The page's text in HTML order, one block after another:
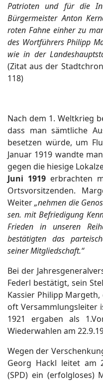
Patrioten und für die
Bürgermeister Anton
roten Fahne einher zu
des Wortführers Philipp
wie in der
(Zitat aus der
118)
Nach dem 1. Weltkrieg
dass man sämtliche
besetzen würde, um
Januar 1919 wandte
gegen die hiesige
Juni 1919 erbrachten
Ortsvorsitzenden.
Weiter„nehmen die
sen. mit Befriedigung
Frieden in unseren
bestätigten das
seiner Mitgliedschaft.“
Bei der
Federl bestätigt, sein
Kassier Philipp
oft Versammlungsleiter
1921 ergaben als
Wiederwahlen am
Wegen der
Georg Hackl leitet am
(SPD) ein (erfolgloses)